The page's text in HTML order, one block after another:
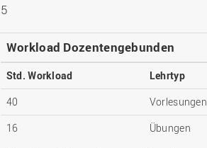
5
Workload Dozentengebunden
Std. Workload
Lehrtyp
40
Vorlesungen
16
Übungen